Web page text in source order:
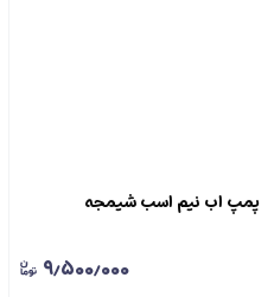
پمپ اب نیم اسب شیمجه
۹٫۵۰۰٫۰۰۰